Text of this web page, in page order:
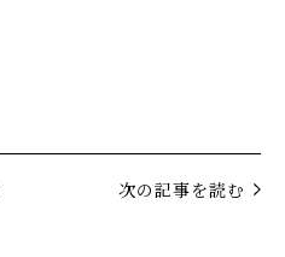
次の記事を読む